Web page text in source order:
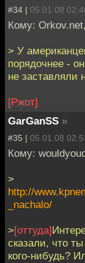
#34 | 05.01.08
Кому: Orkov.net,
> У
порядочнее -
не заставляли
[Ржот]
GarGanSS »
#35 | 05.01.08
Кому:
>
http://
_nachalo/
>[оттуда]
сказали, что
кого-нибудь?